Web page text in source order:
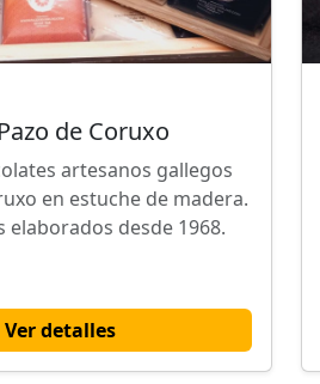
de Coruxo
artesanos gallegos
en estuche de madera.
elaborados desde 1968.
Ver detalles